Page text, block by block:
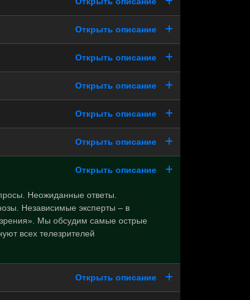
Открыть описание
Открыть описание
Открыть описание
Открыть описание
Открыть описание
Открыть описание
Неожиданные ответы.
Независимые эксперты – в
Мы обсудим самые острые
всех телезрителей
Открыть описание